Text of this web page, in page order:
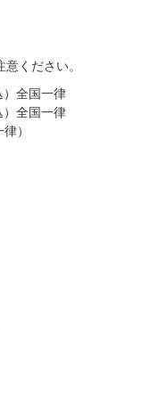
ください。
全国一律
全国一律
）